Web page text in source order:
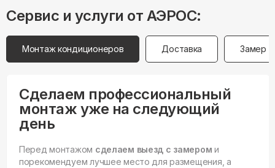
Сервис и услуги от АЭРОС:
Монтаж кондиционеров Доставка Замер
Сделаем профессиональный
монтаж уже на следующий
день
Перед монтажом сделаем выезд с замером и
порекомендуем лучшее место для размещения, а